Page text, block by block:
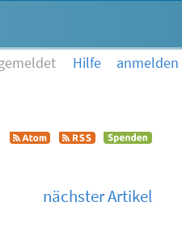
Hilfe anmelden
nächster Artikel